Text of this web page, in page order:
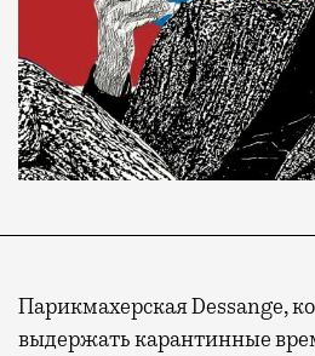
Парикмахерская Dessange,
выдержать карантинные